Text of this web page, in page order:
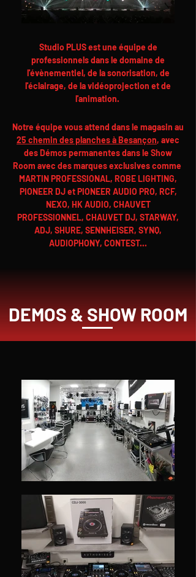
Studio PLUS est une équipe de
professionnels dans le domaine de
l'évènementiel, de la sonorisation, de
l'éclairage, de la vidéoprojection et de
l'animation.
Notre équipe vous attend dans le magasin au
25 chemin des planches à Besançon, avec
des Démos permanentes dans le Show
Room avec des marques exclusives comme
MARTIN PROFESSIONAL, ROBE LIGHTING,
PIONEER DJ et PIONEER AUDIO PRO, RCF,
NEXO, HK AUDIO, CHAUVET
PROFESSIONNEL, CHAUVET DJ, STARWAY,
ADJ, SHURE, SENNHEISER, SYNQ,
AUDIOPHONY, CONTEST...
DEMOS & SHOW ROOM